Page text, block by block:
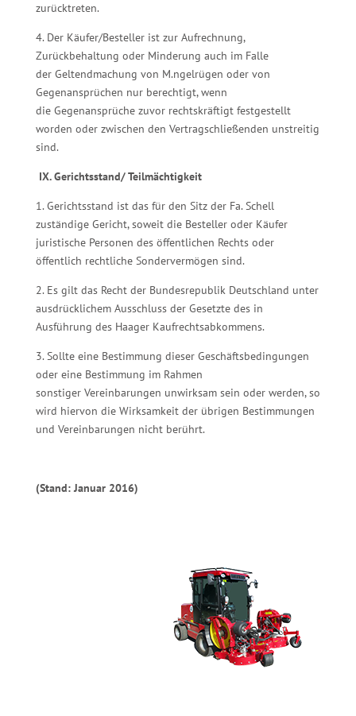
zurücktreten.
4. Der Käufer/Besteller ist zur Aufrechnung,
Zurückbehaltung oder Minderung auch im Falle
der Geltendmachung von M.ngelrügen oder von
Gegenansprüchen nur berechtigt, wenn
die Gegenansprüche zuvor rechtskräftigt festgestellt
worden oder zwischen den Vertragschließenden unstreitig
sind.
IX. Gerichtsstand/ Teilmächtigkeit
1. Gerichtsstand ist das für den Sitz der Fa. Schell
zuständige Gericht, soweit die Besteller oder Käufer
juristische Personen des öffentlichen Rechts oder
öffentlich rechtliche Sondervermögen sind.
2. Es gilt das Recht der Bundesrepublik Deutschland unter
ausdrücklichem Ausschluss der Gesetzte des in
Ausführung des Haager Kaufrechtsabkommens.
3. Sollte eine Bestimmung dieser Geschäftsbedingungen
oder eine Bestimmung im Rahmen
sonstiger Vereinbarungen unwirksam sein oder werden, so
wird hiervon die Wirksamkeit der übrigen Bestimmungen
und Vereinbarungen nicht berührt.
(Stand: Januar 2016)